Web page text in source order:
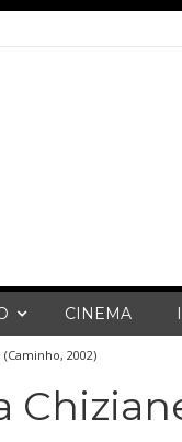
CINEMA
2002)